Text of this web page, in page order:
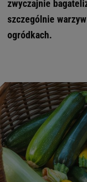
zwyczajnie
szczególnie
ogródkach.